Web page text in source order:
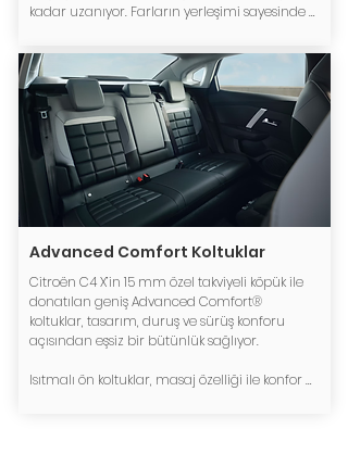
kadar uzanıyor. Farların yerleşimi sayesinde
Advanced Comfort Koltuklar
Citroën C4 X’in 15 mm özel takviyeli köpük ile
donatılan geniş Advanced Comfort®
koltuklar, tasarım, duruş ve sürüş konforu
açısından eşsiz bir bütünlük sağlıyor.​
Isıtmalı ön koltuklar, masaj özelliği ile konfor